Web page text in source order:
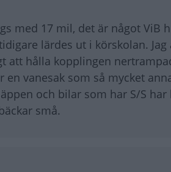
med 17 mil, det är något ViB
lärdes ut i körskolan.
att hålla kopplingen
vanesak som så mycket
och bilar som har S/S
små.